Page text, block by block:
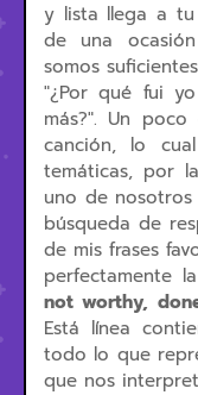
y lista llega a tu
de una
somos
"¿Por qué fui
más?". Un
canción, lo
temáticas, por
uno de
búsqueda de
de mis frases
perfectamente
not worthy,
Está línea
todo lo que
que nos